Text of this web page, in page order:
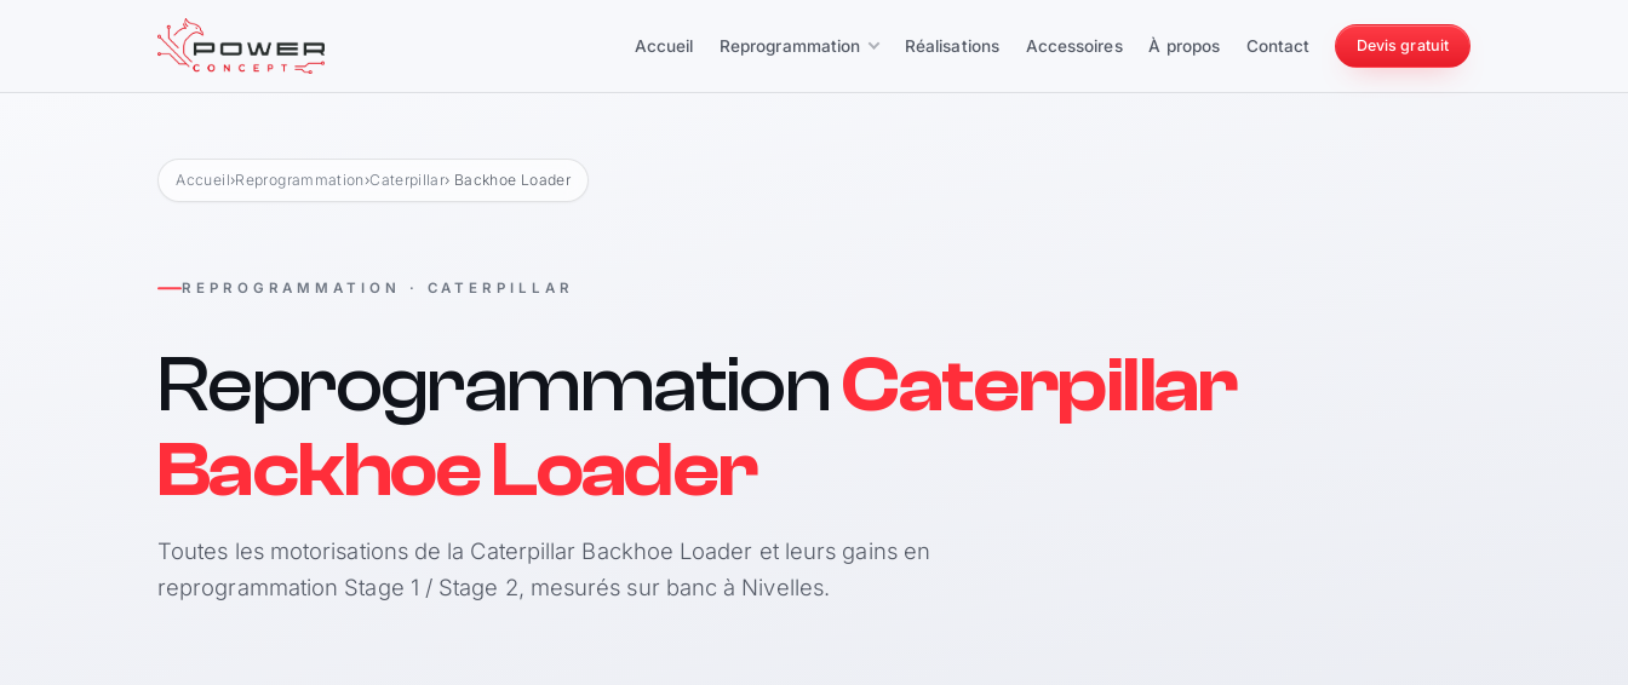
Accueil Reprogrammation Réalisations Accessoires À propos Contact Devis gratuit
Accueil›Reprogrammation ›Caterpillar› Backhoe Loader
REPROGRAMMATION · CATERPILLAR
ReprogrammationCaterpillar
Backhoe Loader
Toutes les motorisations de la Caterpillar Backhoe Loader et leurs gains en
reprogrammation Stage 1 / Stage 2, mesurés sur banc à Nivelles.